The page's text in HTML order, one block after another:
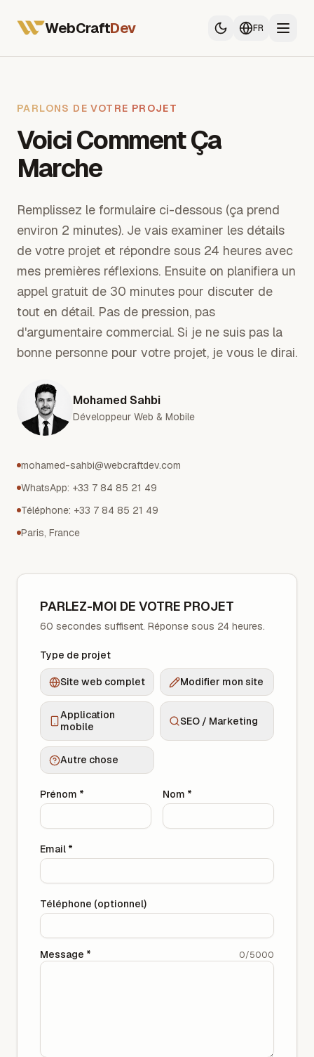
WebCraftDev FR
Tous les services
Développeur Web France
Développeur App Mobile
SEO & GEO
Développeur Web France
PARLONS DE VOTRE PROJET
Voici Comment Ça
Marche
Remplissez le formulaire ci-dessous (ça prend
environ 2 minutes). Je vais examiner les détails
de votre projet et répondre sous 24 heures avec
mes premières réflexions. Ensuite on planifiera un
appel gratuit de 30 minutes pour discuter de
tout en détail. Pas de pression, pas
d'argumentaire commercial. Si je ne suis pas la
bonne personne pour votre projet, je vous le dirai.
Mohamed Sahbi
Développeur Web & Mobile
mohamed-sahbi@webcraftdev.com
WhatsApp: +33 7 84 85 21 49
Téléphone: +33 7 84 85 21 49
Paris, France
PARLEZ-MOI DE VOTRE PROJET
60 secondes suffisent. Réponse sous 24 heures.
Type de projet
Site web complet Modifier mon site
Application
mobile
SEO / Marketing
Autre chose
Prénom * Nom *
Email *
Téléphone (optionnel)
Message * 0/5000